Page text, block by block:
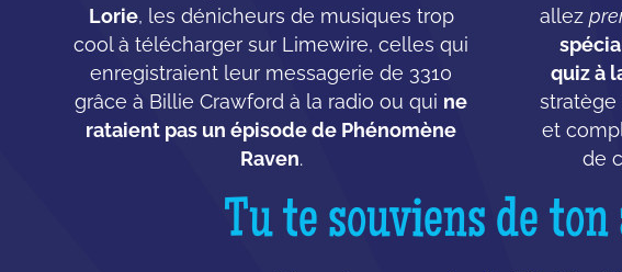
Lorie, les dénicheurs de musiques trop
cool à télécharger sur Limewire, celles qui
enregistraient leur messagerie de 3310
grâce à Billie Crawford à la radio ou qui ne
rataient pas un épisode de Phénomène
Raven.
allez
quiz à
stratège
et
de
Tu te souviens de